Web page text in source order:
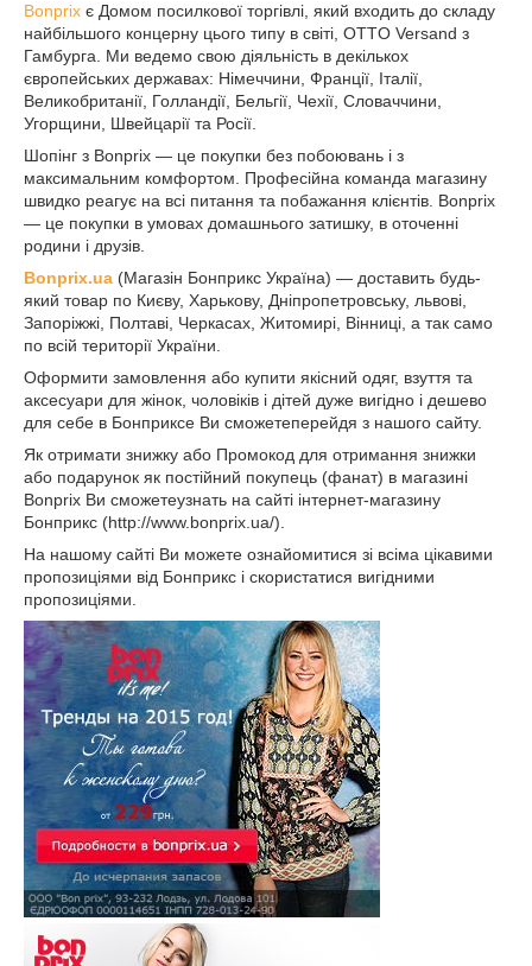
Bonprix є Домом посилкової торгівлі, який входить до складу
найбільшого концерну цього типу в світі, OTTO Versand з
Гамбурга. Ми ведемо свою діяльність в декількох
європейських державах: Німеччини, Франції, Італії,
Великобританії, Голландії, Бельгії, Чехії, Словаччини,
Угорщини, Швейцарії та Росії.
Шопінг з Bonprix ― це покупки без побоювань і з
максимальним комфортом. Професійна команда магазину
швидко реагує на всі питання та побажання клієнтів. Bonprix
― це покупки в умовах домашнього затишку, в оточенні
родини і друзів.
Bonprix.ua (Магазін Бонприкс Україна) ― доставить будь-
який товар по Києву, Харькову, Дніпропетровську, львові,
Запоріжжі, Полтаві, Черкасах, Житомирі, Вінниці, а так само
по всій території України.
Оформити замовлення або купити якісний одяг, взуття та
аксесуари для жінок, чоловіків і дітей дуже вигідно і дешево
для себе в Бонприксе Ви сможетеперейдя з нашого сайту.
Як отримати знижку або Промокод для отримання знижки
або подарунок як постійний покупець (фанат) в магазині
Bonprix Ви сможетеузнать на сайті інтернет-магазину
Бонприкс (http://www.bonprix.ua/).
На нашому сайті Ви можете ознайомитися зі всіма цікавими
пропозиціями від Бонприкс і скористатися вигідними
пропозиціями.